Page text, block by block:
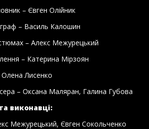
– Євген Олійник
– Василь Калошин
– Алекс Межурецький
– Катерина Мірзоян
Лисенко
– Оксана Маляран, Галина Губова
виконавці:
Межурецький, Євген Сокольченко